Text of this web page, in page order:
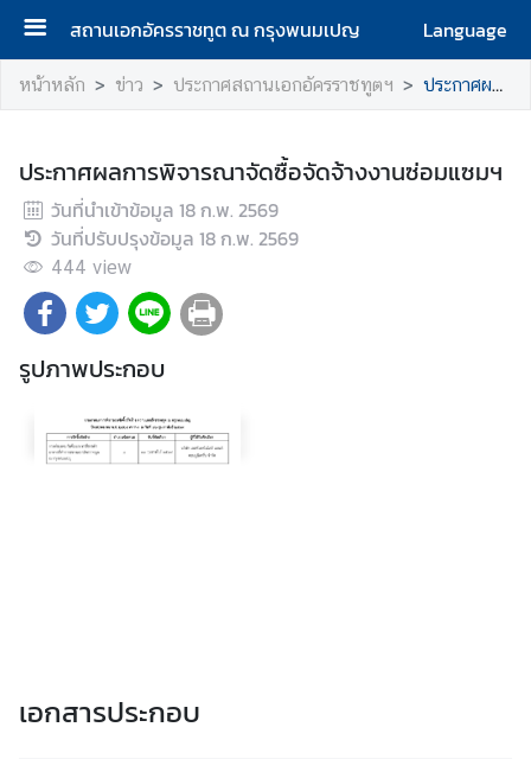
สถานเอกอัครราชทูต ณ กรุงพนมเปญ
Language
ห
แ
ก
เ
กี่
ย
กั
ส
ถ
ร
หน้าหลัก ข่าว ประกาศสถานเอกอัครราชทูตฯ ประกาศผลการพิจารณาจัดซื้อจัดจ้างงานซ่อมแซมฯ
ประกาศผลการพิจารณาจัดซื้อจัดจ้างงานซ่อมแซมฯ
วันที่นำเข้าข้อมูล 18 ก.พ. 2569
วันที่ปรับปรุงข้อมูล 18 ก.พ. 2569
444 view
รูปภาพประกอบ
เอกสารประกอบ